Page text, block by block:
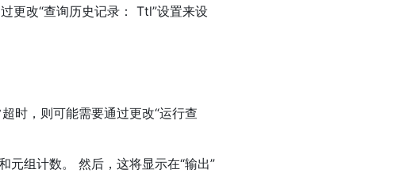
更改“查询历史记录： Ttl”设置来设
时，则可能需要通过更改“运行查
元组计数。 然后，这将显示在“输出”